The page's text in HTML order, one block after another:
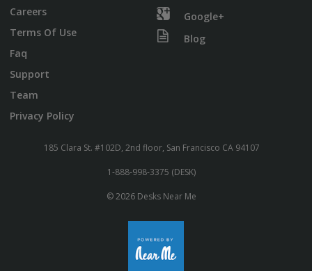
Careers
Terms Of Use
Faq
Support
Team
Privacy Policy
Google+
Blog
185 Clara St. #102D, 2nd floor, San Francisco CA 94107
1-888-998-3375 (DESK)
© 2026 Desks Near Me